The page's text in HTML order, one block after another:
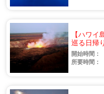
【ハワ
巡る日帰
68）
開始時間：
所要時間：